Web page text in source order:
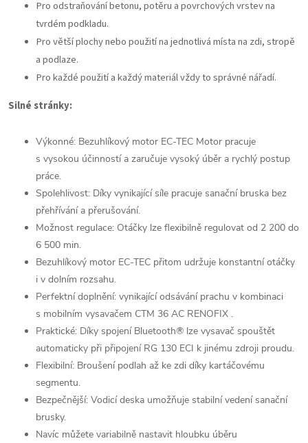
Pro odstraňování betonu, potěru a povrchových vrstev na
tvrdém podkladu.
Pro větší plochy nebo použití na jednotlivá místa na zdi, stropě
a podlaze.
Pro každé použití a každý materiál vždy to správné nářadí.
Silné stránky:
Výkonné: Bezuhlíkový motor EC-TEC Motor pracuje
s vysokou účinností a zaručuje vysoký úběr a rychlý postup
práce.
Spolehlivost: Díky vynikající síle pracuje sanační bruska bez
přehřívání a přerušování.
Možnost regulace: Otáčky lze flexibilně regulovat od 2 200 do
6 500 min.
Bezuhlíkový motor EC-TEC přitom udržuje konstantní otáčky
i v dolním rozsahu.
Perfektní doplnění: vynikající odsávání prachu v kombinaci
s mobilním vysavačem CTM 36 AC RENOFIX .
Praktické: Díky spojení Bluetooth® lze vysavač spouštět
automaticky při připojení RG 130 ECI k jinému zdroji proudu.
Flexibilní: Broušení podlah až ke zdi díky kartáčovému
segmentu.
Bezpečnější: Vodicí deska umožňuje stabilní vedení sanační
brusky.
Navíc můžete variabilně nastavit hloubku úběru